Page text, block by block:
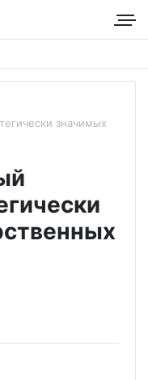
значимых